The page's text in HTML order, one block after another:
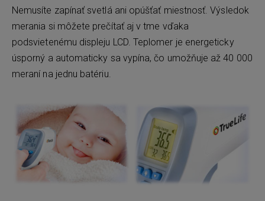
Nemusíte zapínať svetlá ani opúšťať miestnosť. Výsledok
merania si môžete prečítať aj v tme vďaka
podsvietenému displeju LCD. Teplomer je energeticky
úsporný a automaticky sa vypína, čo umožňuje až 40 000
meraní na jednu batériu.